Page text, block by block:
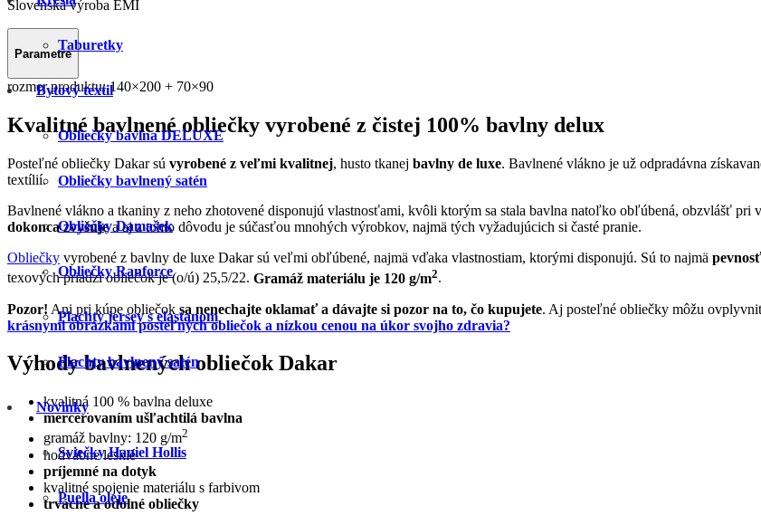
Taburetky
Bytový textil
Obliečky bavlna DELUXE
Obliečky bavlnený satén
Obliečky Damašek
Obliečky Ranforce
Plachty jersey s elastanom
Plachty bavlnený satén
Novinky
Sviečky Haniel Hollis
Puella oleje
Slovenská výroba EMI
Parametre
rozmer produktu:140×200 + 70×90
Kvalitné bavlnené obliečky vyrobené z čistej 100% bavlny delux
Posteľné obliečky Dakar sú vyrobené z veľmi kvalitnej, husto tkanej bavlny de luxe. Bavlnené vlákno je už odpradávna
textílií.
Bavlnené vlákno a tkaniny z neho zhotovené disponujú vlastnosťami, kvôli ktorým sa stala bavlna natoľko obľúbená, obzvlášť pri
dokonca zvyšujea aj z tohto dôvodu je súčasťou mnohých výrobkov, najmä tých vyžadujúcich si časté pranie.
Obliečky vyrobené z bavlny de luxe Dakar sú veľmi obľúbené, najmä vďaka vlastnostiam, ktorými disponujú. Sú to najmä
texových priadzí obliečok je (o/ú) 25,5/22. Gramáž materiálu je 120 g/m2.
Pozor! Ani pri kúpe obliečok sa nenechajte oklamať a dávajte si pozor na to, čo kupujete. Aj posteľné obliečky môžu
krásnymi obrázkami posteľných obliečok a nízkou cenou na úkor svojho zdravia?
Výhody bavlnených obliečok Dakar
kvalitná 100 % bavlna deluxe
mercerovaním ušľachtilá bavlna
gramáž bavlny: 120 g/m2
hodvábne lesklé
príjemné na dotyk
kvalitné spojenie materiálu s farbivom
trvácne a odolné obliečky